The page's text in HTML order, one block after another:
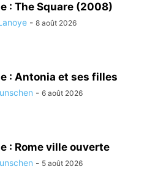
: The Square (2008)
- 8 août 2026
: Antonia et ses filles
- 6 août 2026
: Rome ville ouverte
- 5 août 2026